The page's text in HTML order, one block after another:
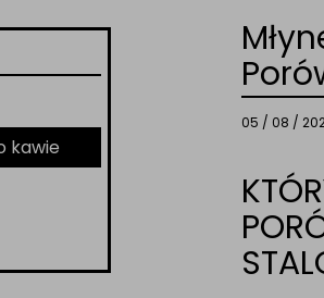
kawie
05 / 08 /